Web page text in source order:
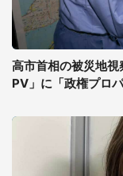
高市首相の被災地
PV」に「政権プロ